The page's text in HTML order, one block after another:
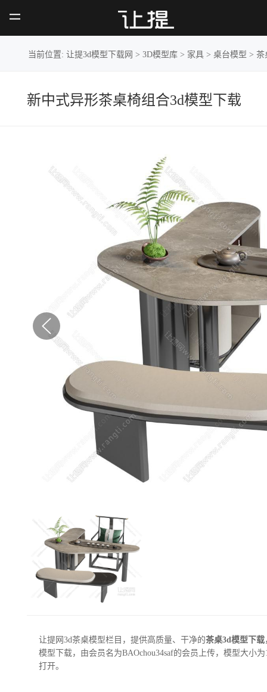
当前位置:让提3d模型下载网 >3D模型库 > 家具 >桌台模型 >茶
新中式异形茶桌椅组合3d模型下载
让提网3d茶桌模型栏目，提供高质量、干净的茶桌3d模型下载
模型下载，由会员名为BAOchou34saf的会员上传，模型大小
打开。